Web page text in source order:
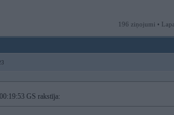
196 ziņojumi •
GS rakstīja: